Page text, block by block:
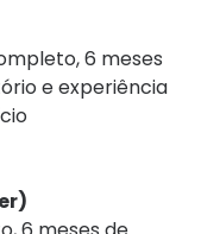
6 meses
e experiência